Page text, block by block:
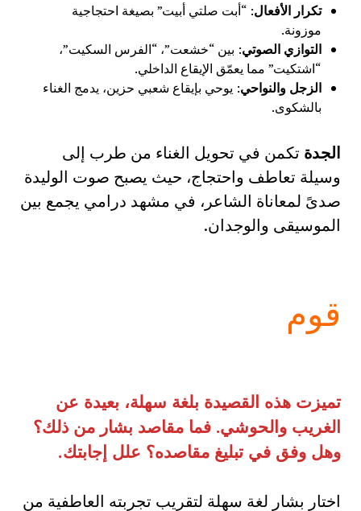
تكرار الأفعال: “أبت صلتي أبيت” بصيغة احتجاجية
موزونة.
التوازي الصوتي: بين “خشعت”، “الفرس السكيت”،
“اشتكيت” مما يعمّق الإيقاع الداخلي.
الزجل والنواحي: يوحي بإيقاع شعبي حزين، يدمج الغناء
بالشكوى.
الجدة تكمن في تحويل الغناء من طرب إلى
وسيلة تعاطف واحتجاج، حيث يصبح صوت الوليدة
صدىً لمعاناة الشاعر، في مشهد درامي يجمع بين
الموسيقى والوجدان.
قوم
تميزت هذه القصيدة بلغة سهلة، بعيدة عن
الغريب والحوشي. فما مقاصد بشار من ذلك؟
وهل وفق في تبليغ مقاصده؟ علل إجابتك.
اختار بشار لغة سهلة لتقريب تجربته العاطفية من